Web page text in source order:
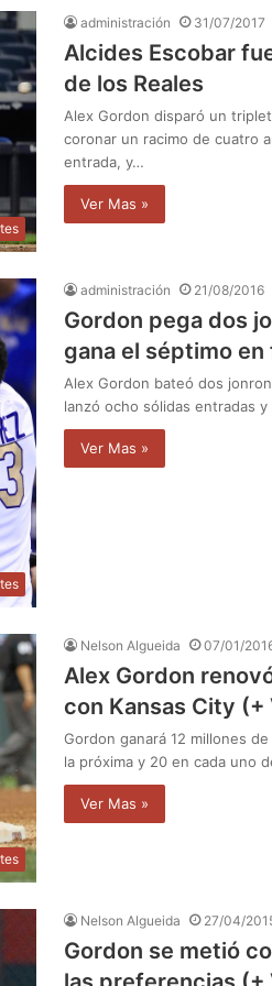
administración 31/07/2017
Alcides Escobar
de los Reales
Alex Gordon disparó un
coronar un racimo de cuatro
entrada, y…
Ver Mas »
administración 21/08/2016
Gordon pega dos
gana el séptimo en
Alex Gordon bateó dos
lanzó ocho sólidas entradas
Ver Mas »
Nelson Algueida 07/01/
Alex Gordon
con Kansas City (+
Gordon ganará 12 millones
la próxima y 20 en cada uno
Ver Mas »
Nelson Algueida 27/04/
Gordon se metió